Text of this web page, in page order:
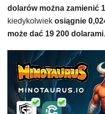
dolarów można zamienić
kiedykolwiek osiągnie
może dać 19 200 dolarami.